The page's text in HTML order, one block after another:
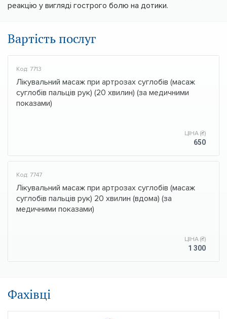
реакцію у вигляді гострого болю на дотики.
Вартість послуг
Код: 7713
Лікувальний масаж при артрозах суглобів (масаж
суглобів пальців рук) (20 хвилин) (за медичними
показами)
ЦІНА (₴)
650
Код: 7747
Лікувальний масаж при артрозах суглобів (масаж
суглобів пальців рук) 20 хвилин (вдома) (за
медичними показами)
ЦІНА (₴)
1 300
Фахівці